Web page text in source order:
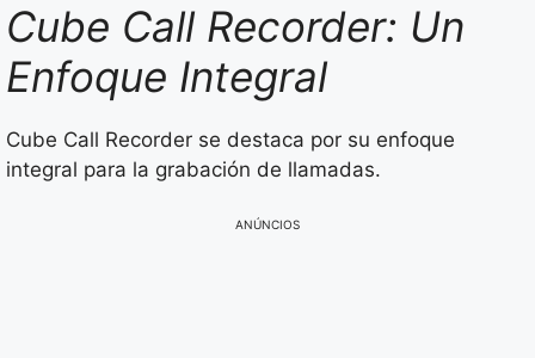
Cube Call Recorder: Un
Enfoque Integral
Cube Call Recorder se destaca por su enfoque
integral para la grabación de llamadas.
ANÚNCIOS